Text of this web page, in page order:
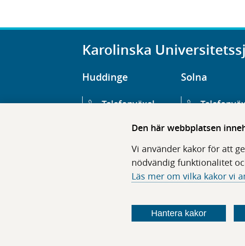
Den här webbplatsen
Vi använder kakor för att
nödvändig funktionalitet
Läs mer om vilka kakor vi
Hantera kakor
Karolinska
Huddinge
Telefonväxel
Hälsovägen 13
Solna
Följ oss i sociala medier